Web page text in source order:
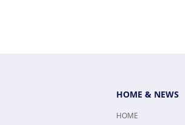
HOME & NEWS
HOME